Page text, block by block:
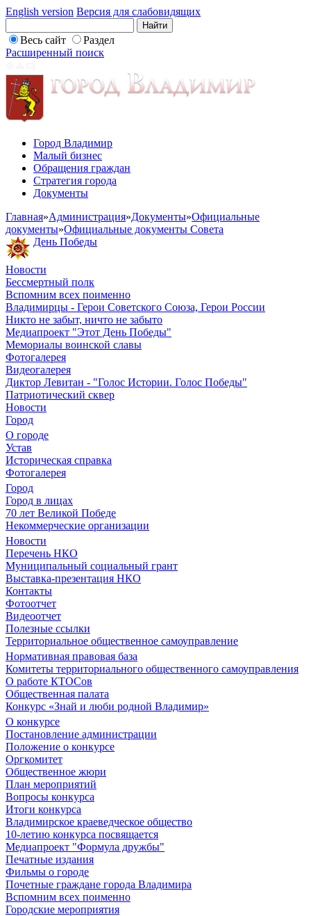
English version Версия для слабовидящих
Весь сайт
Раздел
Расширенный поиск
Город Владимир
Малый бизнес
Обращения граждан
Стратегия города
Документы
Главная»Администрация»Документы»Официальные
документы»Официальные документы Совета
День Победы
Новости
Бессмертный полк
Вспомним всех поименно
Владимирцы - Герои Советского Союза, Герои России
Никто не забыт, ничто не забыто
Медиапроект "Этот День Победы"
Мемориалы воинской славы
Фотогалерея
Видеогалерея
Диктор Левитан - "Голос Истории. Голос Победы"
Патриотический сквер
Новости
Город
О городе
Устав
Историческая справка
Фотогалерея
Город
Город в лицах
70 лет Великой Победе
Некоммерческие организации
Новости
Перечень НКО
Муниципальный социальный грант
Выставка-презентация НКО
Контакты
Фотоотчет
Видеоотчет
Полезные ссылки
Территориальное общественное самоуправление
Нормативная правовая база
Комитеты территориального общественного самоуправления
О работе КТОСов
Общественная палата
Конкурс «Знай и люби родной Владимир»
О конкурсе
Постановление администрации
Положение о конкурсе
Оргкомитет
Общественное жюри
План мероприятий
Вопросы конкурса
Итоги конкурса
Владимирское краеведческое общество
10-летию конкурса посвящается
Медиапроект "Формула дружбы"
Печатные издания
Фильмы о городе
Почетные граждане города Владимира
Вспомним всех поименно
Городские мероприятия